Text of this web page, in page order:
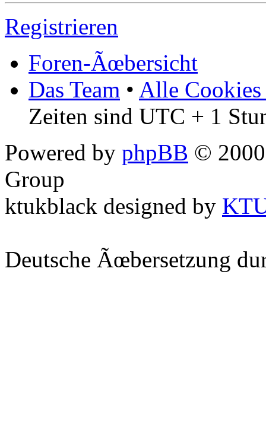
Registrieren
Foren-Ãœbersicht
Das Team • Alle Cookies
Zeiten sind UTC + 1
Powered by phpBB ©
Group
ktukblack designed by
Deutsche Ãœbersetzung